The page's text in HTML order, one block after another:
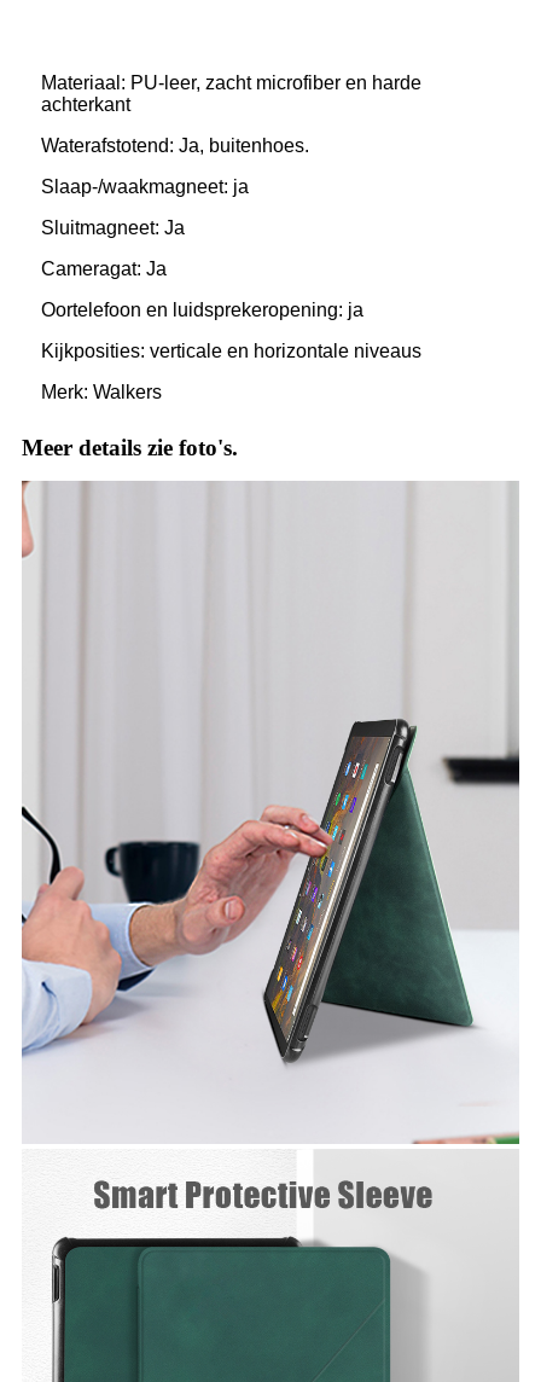
Materiaal: PU-leer, zacht microfiber en harde
achterkant
Waterafstotend: Ja, buitenhoes.
Slaap-/waakmagneet: ja
Sluitmagneet: Ja
Cameragat: Ja
Oortelefoon en luidsprekeropening: ja
Kijkposities: verticale en horizontale niveaus
Merk: Walkers
Meer details zie foto's.